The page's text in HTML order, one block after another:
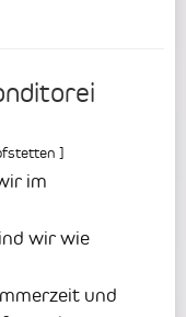
]
im
wir wie
und